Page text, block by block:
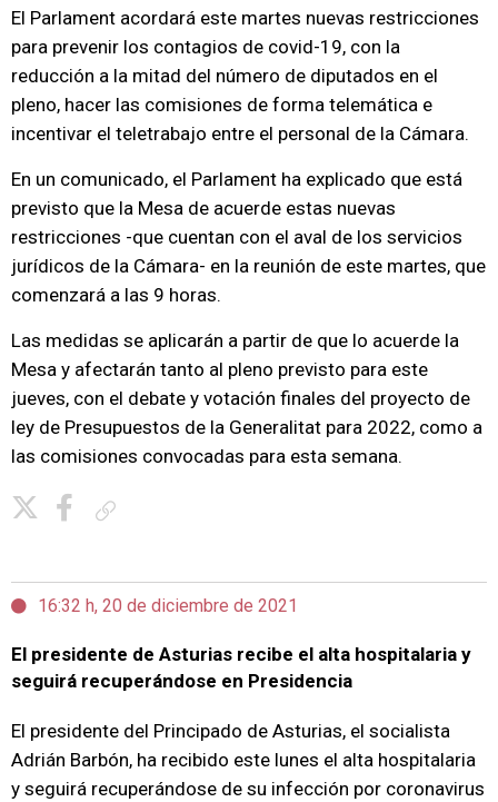
El Parlament acordará este martes nuevas restricciones
para prevenir los contagios de covid-19, con la
reducción a la mitad del número de diputados en el
pleno, hacer las comisiones de forma telemática e
incentivar el teletrabajo entre el personal de la Cámara.
En un comunicado, el Parlament ha explicado que está
previsto que la Mesa de acuerde estas nuevas
restricciones -que cuentan con el aval de los servicios
jurídicos de la Cámara- en la reunión de este martes, que
comenzará a las 9 horas.
Las medidas se aplicarán a partir de que lo acuerde la
Mesa y afectarán tanto al pleno previsto para este
jueves, con el debate y votación finales del proyecto de
ley de Presupuestos de la Generalitat para 2022, como a
las comisiones convocadas para esta semana.
16:32 h, 20 de diciembre de 2021
El presidente de Asturias recibe el alta hospitalaria y
seguirá recuperándose en Presidencia
El presidente del Principado de Asturias, el socialista
Adrián Barbón, ha recibido este lunes el alta hospitalaria
y seguirá recuperándose de su infección por coronavirus